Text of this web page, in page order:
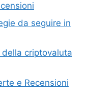
da seguire in
criptovaluta
e Recensioni